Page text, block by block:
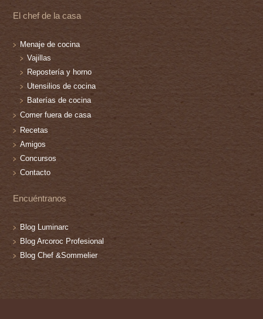
El chef de la casa
Menaje de cocina
Vajillas
Repostería y horno
Utensilios de cocina
Baterías de cocina
Comer fuera de casa
Recetas
Amigos
Concursos
Contacto
Encuéntranos
Blog Luminarc
Blog Arcoroc Profesional
Blog Chef &Sommelier